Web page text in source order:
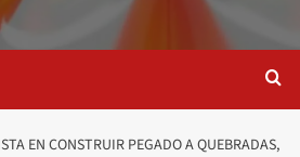
EN CONSTRUIR PEGADO A QUEBRADAS,